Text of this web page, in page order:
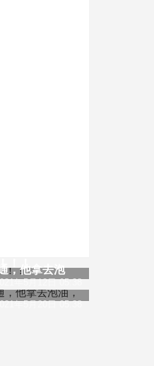
年5月12日 05:38
，他拿去泡
年5月20日 05:38